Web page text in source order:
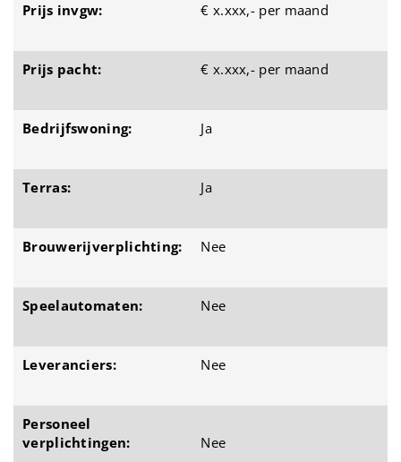
Prijs invgw: € x.xxx,- per maand
Prijs pacht: € x.xxx,- per maand
Bedrijfswoning: Ja
Terras: Ja
Brouwerijverplichting: Nee
Speelautomaten: Nee
Leveranciers: Nee
Personeel
verplichtingen:
Nee